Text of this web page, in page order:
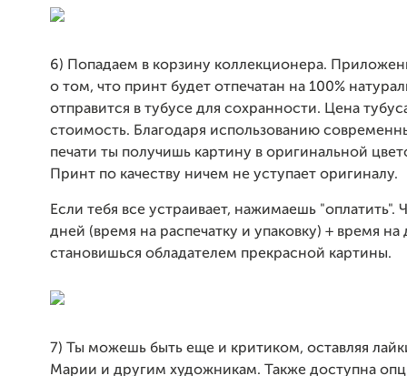
6) Попадаем в корзину коллекционера.
о том, что принт будет отпечатан на 100%
отправится в тубусе для сохранности. Цена
стоимость. Благодаря использованию
печати ты получишь картину в оригинальной
Принт по качеству ничем не уступает оригиналу.
Если тебя все устраивает, нажимаешь "оплатить".
дней (время на распечатку и упаковку) + время на
становишься обладателем прекрасной картины.
7) Ты можешь быть еще и критиком, оставляя
Марии и другим художникам. Также доступна